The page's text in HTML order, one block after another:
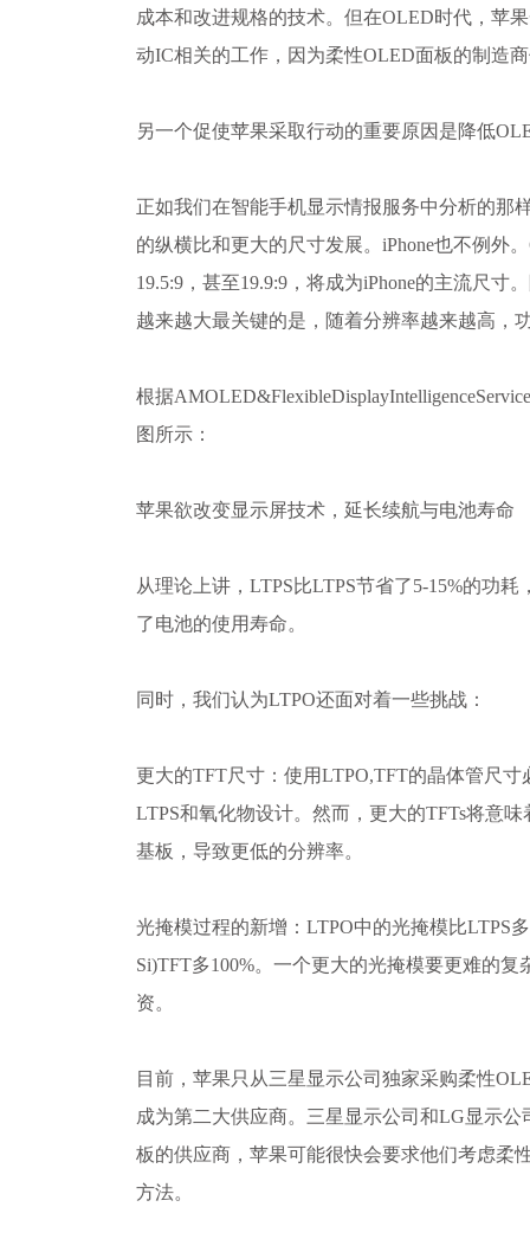
成本和改进规格的技术。但在OLED时代，苹
动IC相关的工作，因为柔性OLED面板的制造
另一个促使苹果采取行动的重要原因是降低
正如我们在智能手机显示情报服务中分析的那
的纵横比和更大的尺寸发展。iPhone也不例外
19.5:9，甚至19.9:9，将成为iPhone的主流尺寸
越来越大最关键的是，随着分辨率越来越高，
根据
图所示：
苹果欲改变显示屏技术，延长续航与电池寿命
从理论上讲，LTPS比LTPS节省了5-15%的功
了电池的使用寿命。
同时，我们认为LTPO还面对着一些挑战：
更大的TFT尺寸：使用LTPO,TFT的晶体管尺
LTPS和氧化物设计。然而，更大的TFTs将意
基板，导致更低的分辨率。
光掩模过程的新增：LTPO中的光掩模比LTPS
Si)TFT多100%。一个更大的光掩模要更难的
资。
目前，苹果只从三星显示公司独家采购柔性
成为第二大供应商。三星显示公司和LG显示
板的供应商，苹果可能很快会要求他们考虑柔
方法。